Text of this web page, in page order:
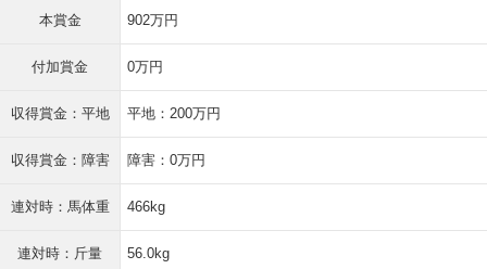
本賞金 902万円
付加賞金 0万円
収得賞金：平地 平地：200万円
収得賞金：障害 障害：0万円
連対時：馬体重 466kg
連対時：斤量 56.0kg